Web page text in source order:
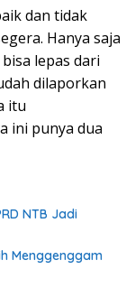
dan tidak
Hanya saja
lepas dari
dilaporkan
itu
ini punya dua
NTB Jadi
Menggenggam